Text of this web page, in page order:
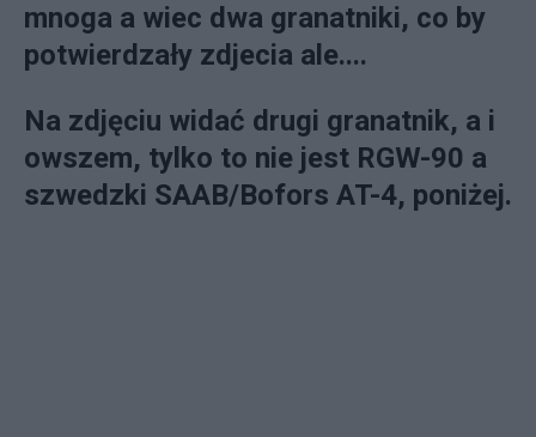
mnoga a wiec dwa granatniki, co by
potwierdzały zdjecia ale....
Na zdjęciu widać drugi granatnik, a i
owszem, tylko to nie jest RGW-90 a
szwedzki SAAB/Bofors AT-4, poniżej.